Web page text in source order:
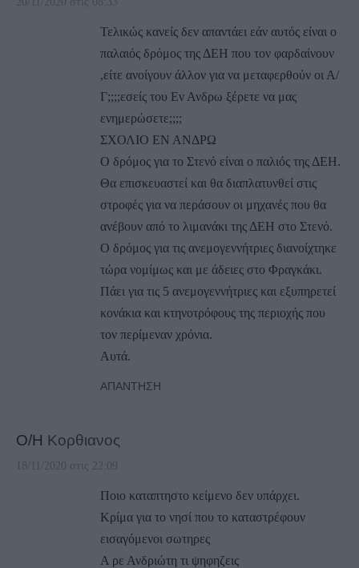
Τελικώς κανείς δεν απαντάει εάν αυτός είναι ο
παλαιός δρόμος της ΔΕΗ που τον φαρδαίνουν
,είτε ανοίγουν άλλον για να μεταφερθούν οι Α/
Γ;;;;εσείς του Εν Ανδρω ξέρετε να μας
ενημερώσετε;;;;
ΣΧΟΛΙΟ ΕΝ ΑΝΔΡΩ
Ο δρόμος για το Στενό είναι ο παλιός της ΔΕΗ.
Θα επισκευαστεί και θα διαπλατυνθεί στις
στροφές για να περάσουν οι μηχανές που θα
ανέβουν από το λιμανάκι της ΔΕΗ στο Στενό.
Ο δρόμος για τις ανεμογεννήτριες διανοίχτηκε
τώρα νομίμως και με άδειες στο Φραγκάκι.
Πάει για τις 5 ανεμογεννήτριες και εξυπηρετεί
κονάκια και κτηνοτρόφους της περιοχής που
τον περίμεναν χρόνια.
Αυτά.
ΑΠΆΝΤΗΣΗ
Ο/Η Κορθιανος
18/11/2020 στις 22:09
Ποιο καταπτηστο κείμενο δεν υπάρχει.
Κρίμα για το νησί που το καταστρέφουν
εισαγόμενοι σωτηρες
Α ρε Ανδριώτη τι ψηφηζεις